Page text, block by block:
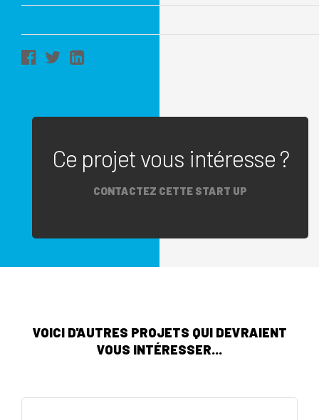
Ce projet vous intéresse ?
CONTACTEZ CETTE START UP
VOICI D'AUTRES PROJETS QUI DEVRAIENT
VOUS INTÉRESSER...